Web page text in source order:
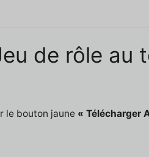
de rôle au
le bouton jaune « Télécharger